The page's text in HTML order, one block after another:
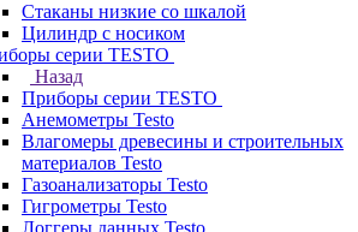
Стаканы низкие со шкалой
Цилиндр с носиком
серии TESTO
Назад
Приборы серии TESTO
Анемометры Testo
Влагомеры древесины и строительных
материалов Testo
Газоанализаторы Testo
Гигрометры Testo
Логгеры данных Testo